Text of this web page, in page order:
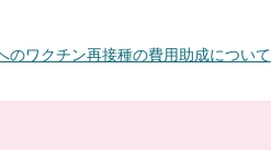
のワクチン再接種の費用助成について